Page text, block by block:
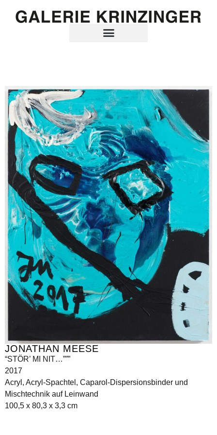
JONATHAN MEESE
“STÖR’ MI NIT…”””
2017
Acryl, Acryl-Spachtel, Caparol-Dispersionsbinder und
Mischtechnik auf Leinwand
100,5 x 80,3 x 3,3 cm